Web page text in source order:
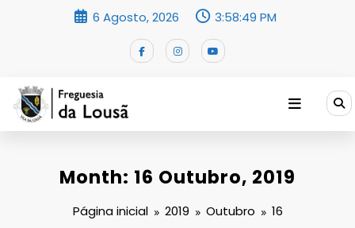
6 Agosto, 2026 3:58:50 PM
Month: 16 Outubro, 2019
Página inicial 2019 Outubro 16